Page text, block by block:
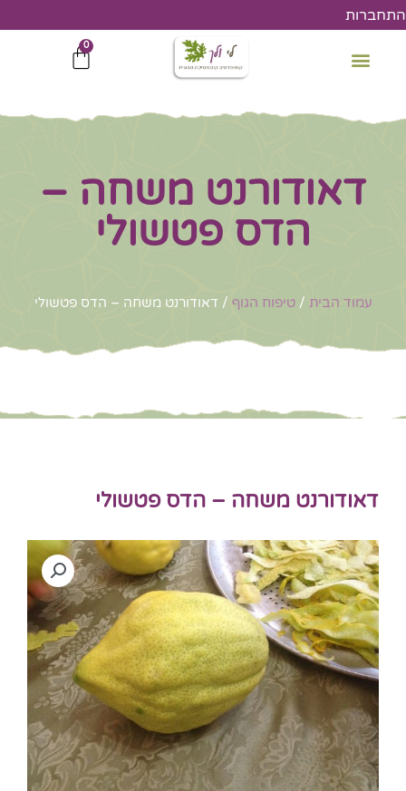
דילוג
לתוכן
התחברות
0
עגלת
דאודורנט משחה –
הדס פטשולי
עמוד הבית /טיפוח הגוף / דאודורנט משחה – הדס פטשולי
דאודורנט משחה – הדס פטשולי